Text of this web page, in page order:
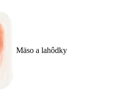
Mäso a lahôdky